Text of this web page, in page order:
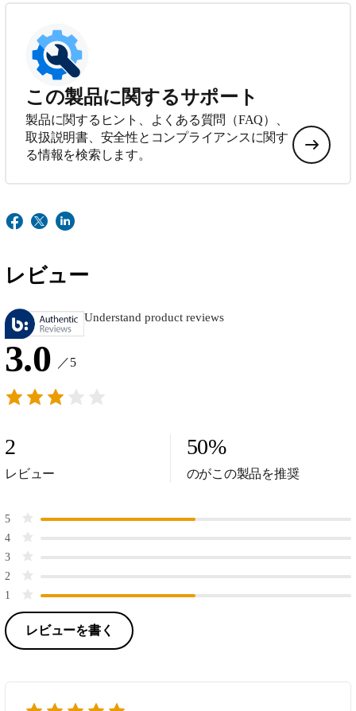
この製品に関するサポート
製品に関するヒント、よくある質問（FAQ）、
取扱説明書、安全性とコンプライアンスに関す
る情報を検索します。
レビュー
Understand product reviews
3.0 ／5
2
レビュー
50%
のがこの製品を推奨
5
4
3
2
1
レビューを書く